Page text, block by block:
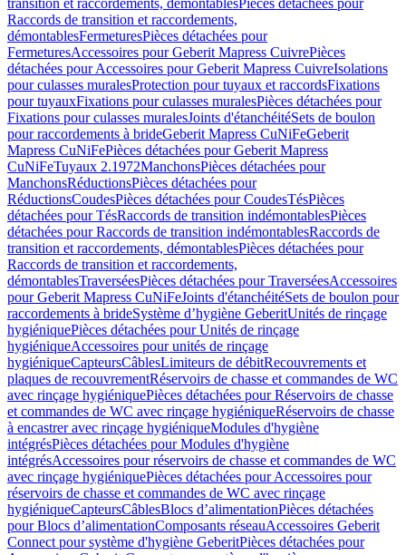
transition et raccordements, démontablesPièces détachées pour
Raccords de transition et raccordements,
démontablesFermeturesPièces détachées pour
FermeturesAccessoires pour Geberit Mapress CuivrePièces
détachées pour Accessoires pour Geberit Mapress CuivreIsolations
pour culasses muralesProtection pour tuyaux et raccordsFixations
pour tuyauxFixations pour culasses muralesPièces détachées pour
Fixations pour culasses muralesJoints d'étanchéitéSets de boulon
pour raccordements à brideGeberit Mapress CuNiFeGeberit
Mapress CuNiFePièces détachées pour Geberit Mapress
CuNiFeTuyaux 2.1972ManchonsPièces détachées pour
ManchonsRéductionsPièces détachées pour
RéductionsCoudesPièces détachées pour CoudesTésPièces
détachées pour TésRaccords de transition indémontablesPièces
détachées pour Raccords de transition indémontablesRaccords de
transition et raccordements, démontablesPièces détachées pour
Raccords de transition et raccordements,
démontablesTraverséesPièces détachées pour TraverséesAccessoires
pour Geberit Mapress CuNiFeJoints d'étanchéitéSets de boulon pour
raccordements à brideSystème d’hygiène GeberitUnités de rinçage
hygiéniquePièces détachées pour Unités de rinçage
hygiéniqueAccessoires pour unités de rinçage
hygiéniqueCapteursCâblesLimiteurs de débitRecouvrements et
plaques de recouvrementRéservoirs de chasse et commandes de WC
avec rinçage hygiéniquePièces détachées pour Réservoirs de chasse
et commandes de WC avec rinçage hygiéniqueRéservoirs de chasse
à encastrer avec rinçage hygiéniqueModules d'hygiène
intégrésPièces détachées pour Modules d'hygiène
intégrésAccessoires pour réservoirs de chasse et commandes de WC
avec rinçage hygiéniquePièces détachées pour Accessoires pour
réservoirs de chasse et commandes de WC avec rinçage
hygiéniqueCapteursCâblesBlocs d’alimentationPièces détachées
pour Blocs d’alimentationComposants réseauAccessoires Geberit
Connect pour système d'hygiène GeberitPièces détachées pour